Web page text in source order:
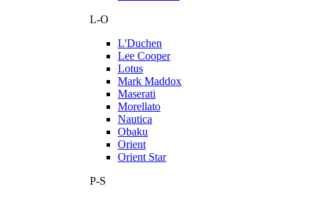
L-O
L'Duchen
Lee Cooper
Lotus
Mark Maddox
Maserati
Morellato
Nautica
Obaku
Orient
Orient Star
P-S